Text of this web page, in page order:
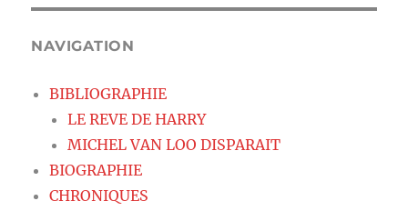
NAVIGATION
BIBLIOGRAPHIE
LE REVE DE HARRY
MICHEL VAN LOO DISPARAIT
BIOGRAPHIE
CHRONIQUES